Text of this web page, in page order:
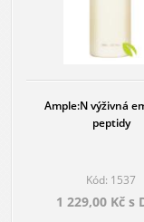
Ample:N výživná
peptidy
Kód: 1537
1 229,00 Kč s